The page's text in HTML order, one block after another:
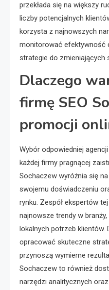
przekłada się na większy
liczby potencjalnych
korzysta z najnowszych
monitorować efektywność
strategie do zmieniających
Dlaczego
firmę SEO
promocji
Wybór odpowiedniej
każdej firmy pragnącej
Sochaczew wyróżnia się
swojemu doświadczeniu
rynku. Zespół ekspertów
najnowsze trendy w
lokalnych potrzeb klientów.
opracować skuteczne
przynoszą wymierne
Sochaczew to również
narzędzi analitycznych